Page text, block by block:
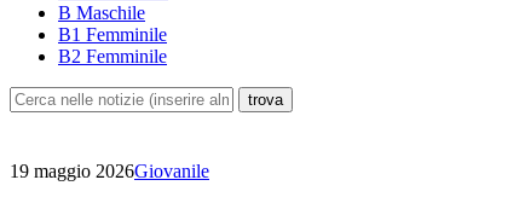
B Maschile
B1 Femminile
B2 Femminile
19 maggio 2026Giovanile